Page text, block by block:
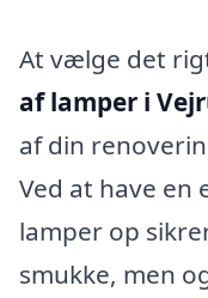
At vælge det
af lamper i
af din
Ved at have
lamper op
smukke, men